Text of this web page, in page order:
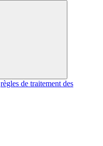
règles de traitement des